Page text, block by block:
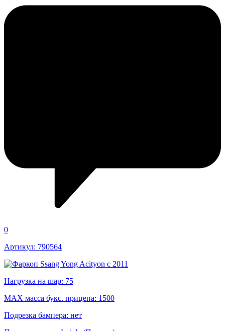
0
Артикул: 790564
Нагрузка на шар: 75
MAX масса букс. прицепа: 1500
Подрезка бампера: нет